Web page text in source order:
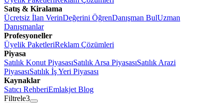
Satış & Kiralama
Ücretsiz İlan VerinDeğerini ÖğrenDanışman BulUzman
Danışmanlar
Profesyoneller
Üyelik PaketleriReklam Çözümleri
Piyasa
Satılık Konut PiyasasıSatılık Arsa PiyasasıSatılık Arazi
PiyasasıSatılık İş Yeri Piyasası
Kaynaklar
Satıcı RehberiEmlakjet Blog
Filtrele3